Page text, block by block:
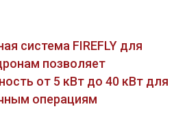
система FIREFLY для
позволяет
от 5 кВт до 40 кВт для
операциям